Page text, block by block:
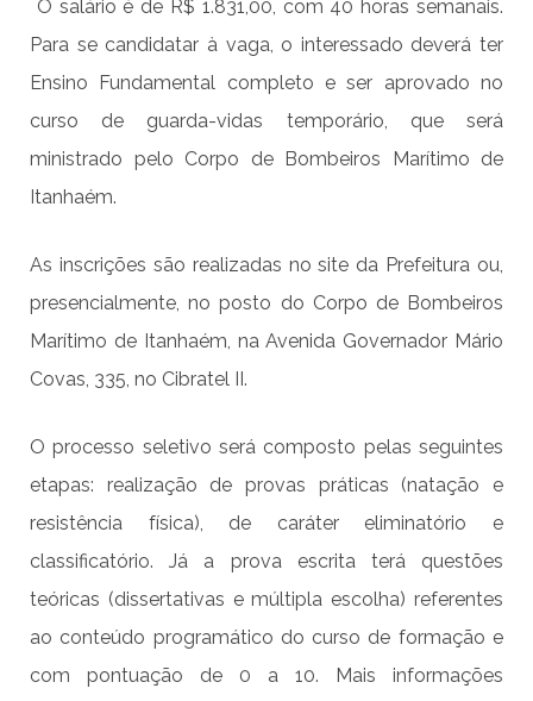
O salário é de R$ 1.831,00, com 40 horas semanais.
Para se candidatar à vaga, o interessado deverá ter
Ensino Fundamental completo e ser aprovado no
curso de guarda-vidas temporário, que será
ministrado pelo Corpo de Bombeiros Marítimo de
Itanhaém.
As inscrições são realizadas no site da Prefeitura ou,
presencialmente, no posto do Corpo de Bombeiros
Marítimo de Itanhaém, na Avenida Governador Mário
Covas, 335, no Cibratel II.
O processo seletivo será composto pelas seguintes
etapas: realização de provas práticas (natação e
resistência física), de caráter eliminatório e
classificatório. Já a prova escrita terá questões
teóricas (dissertativas e múltipla escolha) referentes
ao conteúdo programático do curso de formação e
com pontuação de 0 a 10. Mais informações